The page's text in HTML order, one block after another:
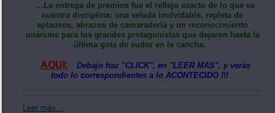
…La entrega de premios fue el reflejo exacto de lo que es
nuestra disciplina: una velada inolvidable, repleta de
aplausos, abrazos de camaradería y un reconocimiento
unánime para los grandes protagonistas que dejaron hasta la
última gota de sudor en la cancha.
AQUI:
Debajo haz "CLICK", en "LEER MAS", y veràs
todo lo correspondientes a lo ACONTECIDO !!!
Leer más...